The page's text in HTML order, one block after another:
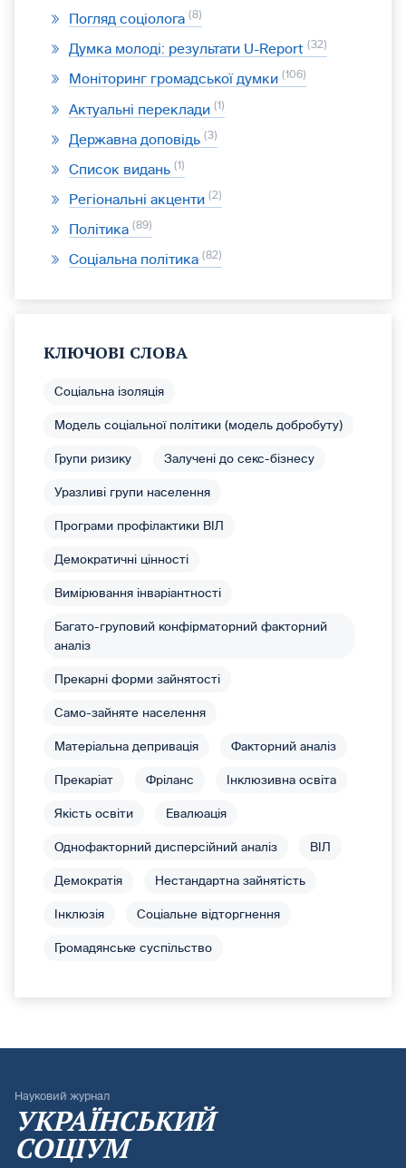
Погляд соціолога 8
Думка молоді: результати U-Report 32
Моніторинг громадської думки 106
Актуальні переклади 1
Державна доповідь 3
Список видань 1
Регіональні акценти 2
Політика 89
Соціальна політика 82
КЛЮЧОВІ СЛОВА
Соціальна ізоляція
Модель соціальної політики (модель добробуту)
Групи ризику Залучені до секс-бізнесу
Уразливі групи населення
Програми профілактики ВІЛ
Демократичні цінності
Вимірювання інваріантності
Багато-груповий конфірматорний факторний
аналіз
Прекарні форми зайнятості
Само-зайняте населення
Матеріальна депривація Факторний аналіз
Прекаріат Фріланс Інклюзивна освіта
Якість освіти Евалюація
Однофакторний дисперсійний аналіз ВІЛ
Демократія Нестандартна зайнятість
Інклюзія Соціальне відторгнення
Громадянське суспільство
Науковий журнал
УКРАЇНСЬКИЙ
СОЦІУМ